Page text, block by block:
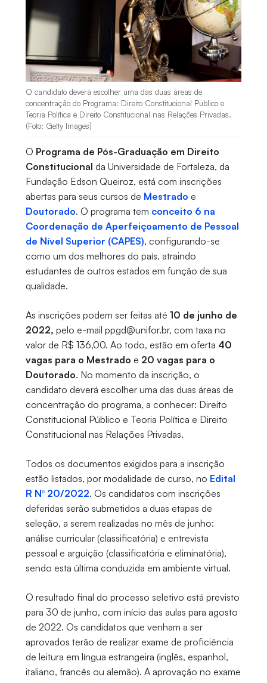
O candidato deverá escolher uma das duas áreas de
concentração do Programa: Direito Constitucional Público e
Teoria Política e Direito Constitucional nas Relações Privadas.
(Foto: Getty Images)
O Programa de Pós-Graduação em Direito
Constitucional da Universidade de Fortaleza, da
Fundação Edson Queiroz, está com inscrições
abertas para seus cursos de Mestrado e
Doutorado. O programa tem conceito 6 na
Coordenação de Aperfeiçoamento de Pessoal
de Nível Superior (CAPES), configurando-se
como um dos melhores do país, atraindo
estudantes de outros estados em função de sua
qualidade.
As inscrições podem ser feitas até 10 de junho de
2022, pelo e-mail ppgd@unifor.br, com taxa no
valor de R$ 136,00. Ao todo, estão em oferta 40
vagas para o Mestrado e 20 vagas para o
Doutorado. No momento da inscrição, o
candidato deverá escolher uma das duas áreas de
concentração do programa, a conhecer: Direito
Constitucional Público e Teoria Política e Direito
Constitucional nas Relações Privadas.
Todos os documentos exigidos para a inscrição
estão listados, por modalidade de curso, no Edital
R Nº 20/2022. Os candidatos com inscrições
deferidas serão submetidos a duas etapas de
seleção, a serem realizadas no mês de junho:
análise curricular (classificatória) e entrevista
pessoal e arguição (classificatória e eliminatória),
sendo esta última conduzida em ambiente virtual.
O resultado final do processo seletivo está previsto
para 30 de junho, com início das aulas para agosto
de 2022. Os candidatos que venham a ser
aprovados terão de realizar exame de proficiência
de leitura em língua estrangeira (inglês, espanhol,
italiano, francês ou alemão). A aprovação no exame